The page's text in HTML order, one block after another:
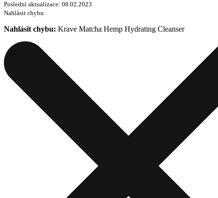
Poslední aktualizace: 08.02.2023
Nahlásit chybu
Nahlásit chybu: Krave Matcha Hemp Hydrating Cleanser